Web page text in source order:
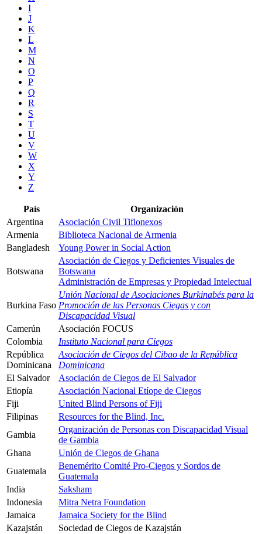
I
J
K
L
M
N
O
P
Q
R
S
T
U
V
W
X
Y
Z
País
Organización
Argentina
Asociación Civil Tiflonexos
Armenia
Biblioteca Nacional de Armenia
Bangladesh
Young Power in Social Action
Botswana
Asociación de Ciegos y Deficientes Visuales de
Botswana
Administración de Empresas y Propiedad Intelectual
Burkina Faso
Unión Nacional de Asociaciones Burkinabés para la
Promoción de las Personas Ciegas y con
Discapacidad Visual
Camerún
Asociación FOCUS
Colombia
Instituto Nacional para Ciegos
República
Dominicana
Asociación de Ciegos del Cibao de la República
Dominicana
El Salvador
Asociación de Ciegos de El Salvador
Etiopía
Asociación Nacional Etíope de Ciegos
Fiji
United Blind Persons of Fiji
Filipinas
Resources for the Blind, Inc.
Gambia
Organización de Personas con Discapacidad Visual
de Gambia
Ghana
Unión de Ciegos de Ghana
Guatemala
Benemérito Comité Pro-Ciegos y Sordos de
Guatemala
India
Saksham
Indonesia
Mitra Netra Foundation
Jamaica
Jamaica Society for the Blind
Kazajstán
Sociedad de Ciegos de Kazajstán